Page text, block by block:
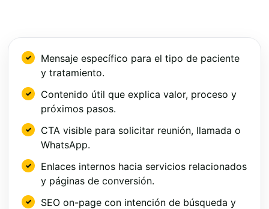
Mensaje específico para el tipo de paciente
y tratamiento.
Contenido útil que explica valor, proceso y
próximos pasos.
CTA visible para solicitar reunión, llamada o
WhatsApp.
Enlaces internos hacia servicios relacionados
y páginas de conversión.
SEO on-page con intención de búsqueda y